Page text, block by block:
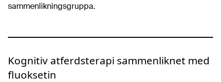
sammenlikningsgruppa.
Kognitiv atferdsterapi sammenliknet med
fluoksetin